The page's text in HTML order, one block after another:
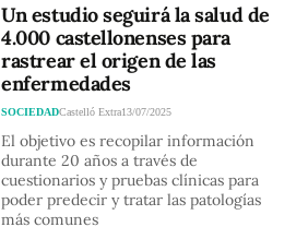
Un estudio seguirá la salud de
4.000 castellonenses para
rastrear el origen de las
enfermedades
SOCIEDADCastelló Extra13/07/2025
El objetivo es recopilar información
durante 20 años a través de
cuestionarios y pruebas clínicas para
poder predecir y tratar las patologías
más comunes